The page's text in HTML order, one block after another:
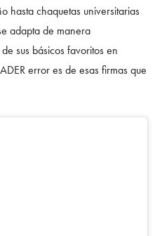
hasta chaquetas universitarias
adapta de manera
sus básicos favoritos en
error es de esas firmas que